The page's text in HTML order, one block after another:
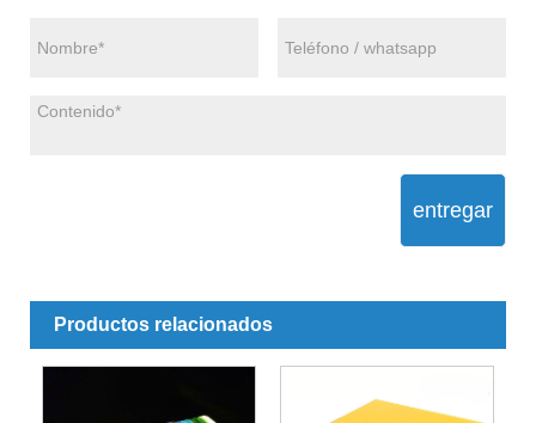
entregar
Productos relacionados